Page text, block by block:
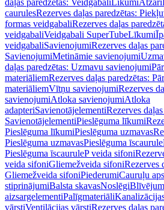
daļas paredzētas: Veidgabali LīkumiAtzari
caurulesRezerves daļas paredzētas:
formas veidgabaliRezerves daļas
veidgabaliVeidgabali SuperTubeLīkumi
veidgabaliSavienojumiRezerves daļas
SavienojumiMetināmie savienojumi
daļas paredzētas: Uzmavu savienojumi
materiāliemRezerves daļas paredzētas:
materiāliemVītņu savienojumiRezerves
savienojumiAtloka savienojumiAtloka
adapteriSavienotājelementiRezerves
SavienotājelementiPieslēguma līkumi
Pieslēguma līkumiPieslēguma uzmavas
Pieslēguma uzmavasPieslēguma īscaurule
Pieslēguma īscauruleP veida sifoni
veida sifoniGliemežveida sifoniRezerves
Gliemežveida sifoniPiederumiCauruļu
stiprinājumiBalsta skavasNoslēgi
aizsargelementiPalīgmateriāli
vārstiVentilācijas vārstiRezerves daļas